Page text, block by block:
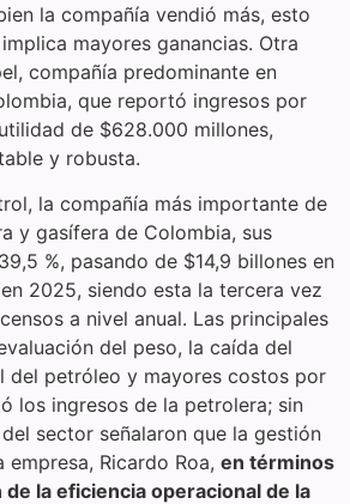
la compañía vendió más, esto
mayores ganancias. Otra
compañía predominante en
que reportó ingresos por
de $628.000 millones,
y robusta.
la compañía más importante de
y gasífera de Colombia, sus
%, pasando de $14,9 billones en
2025, siendo esta la tercera vez
a nivel anual. Las principales
del peso, la caída del
del petróleo y mayores costos por
los ingresos de la petrolera; sin
sector señalaron que la gestión
Ricardo Roa, en términos
la eficiencia operacional de la